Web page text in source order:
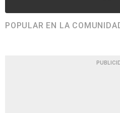
POPULAR EN LA